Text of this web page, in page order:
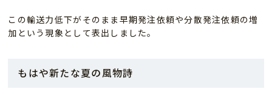
この輸送力低下がそのまま早期発注依頼や分散発注依頼の増
加という現象として表出しました。
もはや新たな夏の風物詩